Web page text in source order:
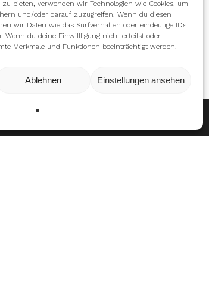
bieten, verwenden wir Technologien wie Cookies, um
und/oder darauf zuzugreifen. Wenn du diesen
wir Daten wie das Surfverhalten oder eindeutige IDs
Wenn du deine Einwillligung nicht erteilst oder
Merkmale und Funktionen beeinträchtigt werden.
Ablehnen Einstellungen ansehen